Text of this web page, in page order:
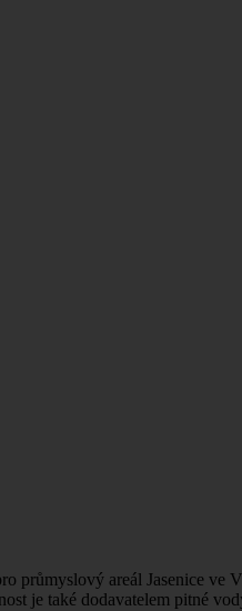
průmyslový areál Jasenice
je také dodavatelem pitné